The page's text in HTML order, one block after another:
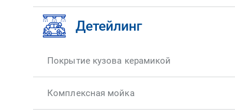
Детейлинг
Покрытие кузова керамикой
Комплексная мойка